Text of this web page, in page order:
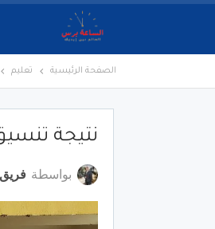
الصفحة الرئيسية تعليم
نتيجة تنسيق
بواسطة فريق